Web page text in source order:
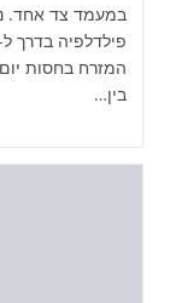
במעמד צד אחד.
המזרח בחסות
בין…